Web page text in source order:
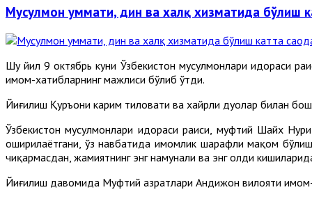
Мусулмон уммати, дин ва халқ хизматида бўлиш
Шу йил 9 октябрь куни Ўзбекистон мусулмонлари идораси
имом-хатибларнинг мажлиси бўлиб ўтди.
Йиғилиш Қуръони карим тиловати ва хайрли дуолар билан
Ўзбекистон мусулмонлари идораси раиси, муфтий Шайх
оширилаётгани, ўз навбатида имомлик шарафли мақом
чиқармасдан, жамиятнинг энг намунали ва энг олди
Йиғилиш давомида Муфтий ҳазратлари Андижон вилояти